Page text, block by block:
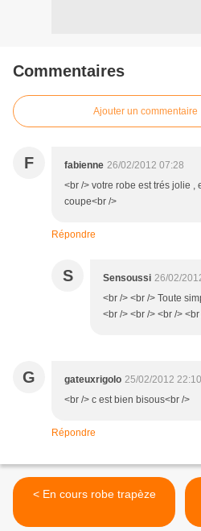
Commentaires
Ajouter un commentaire
F fabienne 26/02/2012 07:28
<br /> votre robe est trés jolie ,
coupe<br />
Répondre
S Sensoussi 26/02/
<br /> <br /> Toute
<br /> <br /> <br /> <br
G gateuxrigolo 25/02/2012 22:10
<br /> c est bien bisous<br />
Répondre
< En cours robe trapèze